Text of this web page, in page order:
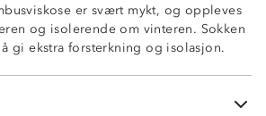
er svært mykt, og oppleves
og isolerende om vinteren. Sokken
gi ekstra forsterkning og isolasjon.
27 % nylon, 3 % elastan